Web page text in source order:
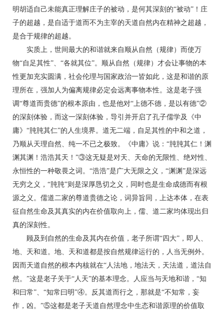
明胡适自己未能真正理解庄子的被动，是何其深刻的“被动”！庄
子的超越，是自适于道而不为主宰的天道自然内在精神之超越，
是合于规律的超越。
实质上，世间最大的和谐就来自顺从自然（规律）而使万
物“自足其性”、“各就其位”。顺从自然（规律）才会让事物的本
性更加充实圆满，社会伦理与国家政治一皆如此，这是和谐的原
理所在，强加人为偏离规律必定会远离事物本性。这是老子强
调“尊道而贵德”的根本原由，也是他对“上德不德，是以有德”②
的深刻体验，而这一深刻体验，导引并开启了孔子儒学及《中
庸》“肫肫其仁”的人生境界。道无二端，自足其性的中和之道，
乃顺从天理自然、纯一不已之极致。《中庸》说：“肫肫其仁！渊
渊其渊！浩浩其天！”③这无疑是对天、天命的无限性、绝对性、
永恒性的一种敬畏之词。“浩浩”是广大无限之义，“渊渊”是深远
无穷之义，“肫肫”则是深厚恳切之义，同时也是生命成德而有根
源之义。儒道二家的尊道贵德之论，词异旨同，上达本体，在表
征自然生命及其真实的内在价值取向上，儒、道二家均体现出归
真的深刻性。
顾及到自然的生命及其内在价值，老子所谓“四大”，即人、
地、天和道。地、天和道都是按自然规律运行的，人当无例外。
因而天道自然的根本内核就在“人法地，地法天，天法道，道法自
然。”这是老子关于“人天”的基本理念。人应当与天地和谐，“知
和曰常”、“知常曰明”④。反其道而行之，那就是“不知常，妄
作，凶。”⑤这都是老子天道自然理念中生态和谐原理的价值取